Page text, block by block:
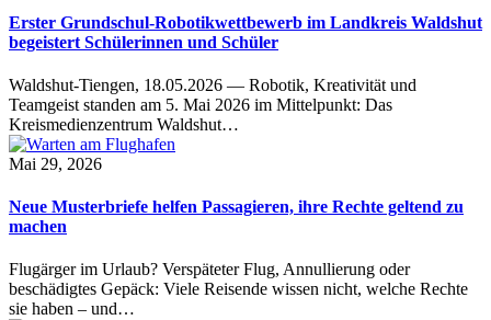
Erster Grundschul-Robotikwettbewerb im Landkreis Waldshut
begeistert Schülerinnen und Schüler
Waldshut-Tiengen, 18.05.2026 — Robotik, Kreativität und
Teamgeist standen am 5. Mai 2026 im Mittelpunkt: Das
Kreismedienzentrum Waldshut…
Mai 29, 2026
Neue Musterbriefe helfen Passagieren, ihre Rechte geltend zu
machen
Flugärger im Urlaub? Verspäteter Flug, Annullierung oder
beschädigtes Gepäck: Viele Reisende wissen nicht, welche Rechte
sie haben – und…